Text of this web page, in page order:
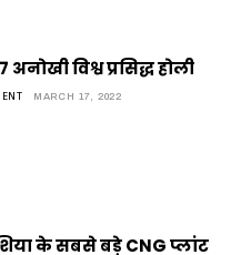
अनोखी विश्व प्रसिद्ध होली
MARCH 17, 2022
के सबसे बड़े CNG प्लांट